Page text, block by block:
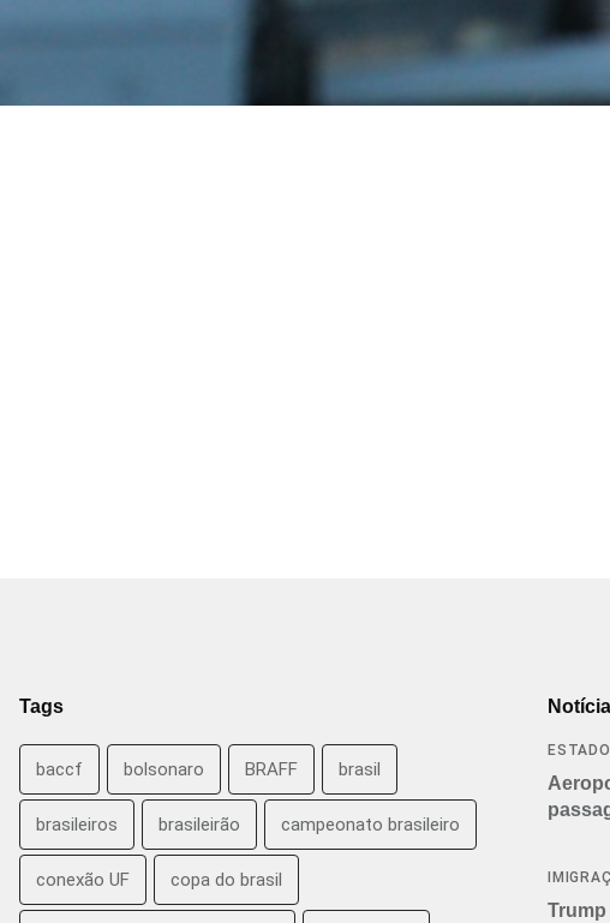
Tags
baccf bolsonaro BRAFF brasil
brasileiros brasileirão campeonato brasileiro
conexão UF copa do brasil